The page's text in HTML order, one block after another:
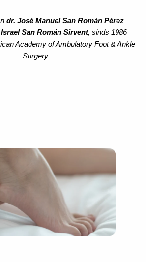
dr. José Manuel San Román Pérez
San Román Sirvent, sinds 1986
Academy of Ambulatory Foot & Ankle
Surgery.